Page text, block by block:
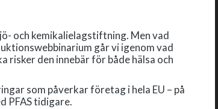
och kemikalielagstiftning. Men vad
går vi igenom vad
risker den innebär för både hälsa och
som påverkar företag i hela EU – på
PFAS tidigare.